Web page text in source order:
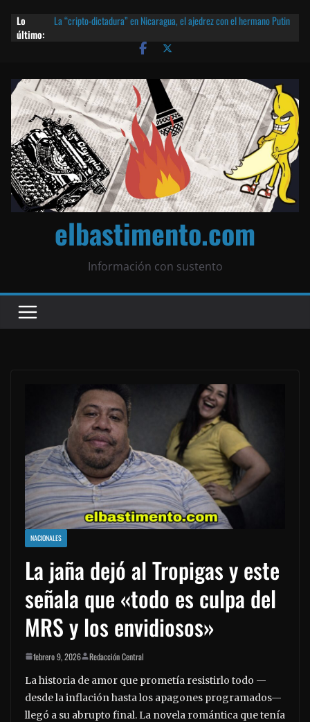
Lo
último:
La “cripto-dictadura” en Nicaragua, el ajedrez con el hermano Putin
Agarrá tu POLLO FRITO, vamos a la dictadura ETERNA | ¡O lo que
¡El partido único! Nicaragua, la Corea del Norte con queso frito y el
Batman de Matagalpa
Las mentiras del Cardenal Leopoldo Brenes con el Papa
¿Piratas de El Carmen en la India? El barco fantasma de Nicaragua |
¡O lo que queda!
elbastimento.com
Información con sustento
NACIONALES
La jaña dejó al Tropigas y este
señala que «todo es culpa del
MRS y los envidiosos»
febrero 9, 2026 Redacción Central
La historia de amor que prometía resistirlo todo —
desde la inflación hasta los apagones programados—
llegó a su abrupto final. La novela romántica que tenía